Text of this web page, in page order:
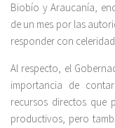
Biobío y Araucanía,
de un mes por las
responder con
Al respecto, el
importancia de
recursos directos que
productivos, pero